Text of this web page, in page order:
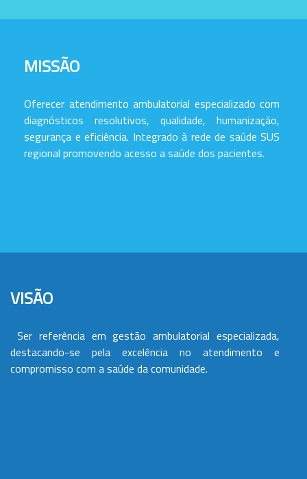
MISSÃO
Oferecer atendimento ambulatorial especializado com
diagnósticos resolutivos, qualidade, humanização,
segurança e eficiência. Integrado à rede de saúde SUS
regional promovendo acesso a saúde dos pacientes.
VISÃO
Ser referência em gestão ambulatorial especializada,
destacando-se pela excelência no atendimento e
compromisso com a saúde da comunidade.